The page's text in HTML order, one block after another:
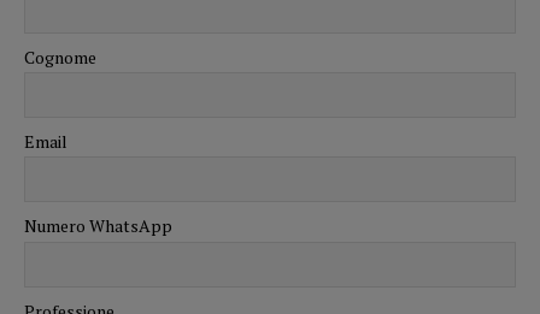
Cognome
Email
Numero WhatsApp